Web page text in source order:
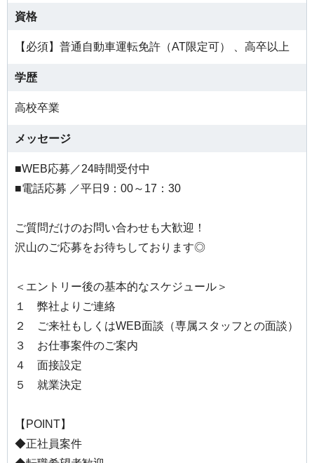
資格
【必須】普通自動車運転免許（AT限定可） 、高卒以上
学歴
高校卒業
メッセージ
■WEB応募／24時間受付中
■電話応募 ／平日9：00～17：30
ご質問だけのお問い合わせも大歓迎！
沢山のご応募をお待ちしております◎
＜エントリー後の基本的なスケジュール＞
１ 弊社よりご連絡
２ ご来社もしくはWEB面談（専属スタッフとの面談）
３ お仕事案件のご案内
４ 面接設定
５ 就業決定
【POINT】
◆正社員案件